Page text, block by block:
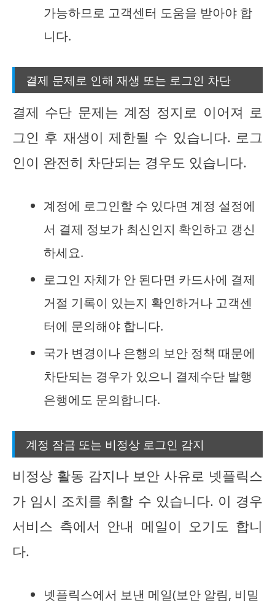
가능하므로 고객센터 도움을 받아야 합
니다.
결제 문제로 인해 재생 또는 로그인 차단
결제 수단 문제는 계정 정지로 이어져 로
그인 후 재생이 제한될 수 있습니다. 로그
인이 완전히 차단되는 경우도 있습니다.
계정에 로그인할 수 있다면 계정 설정에
서 결제 정보가 최신인지 확인하고 갱신
하세요.
로그인 자체가 안 된다면 카드사에 결제
거절 기록이 있는지 확인하거나 고객센
터에 문의해야 합니다.
국가 변경이나 은행의 보안 정책 때문에
차단되는 경우가 있으니 결제수단 발행
은행에도 문의합니다.
계정 잠금 또는 비정상 로그인 감지
비정상 활동 감지나 보안 사유로 넷플릭스
가 임시 조치를 취할 수 있습니다. 이 경우
서비스 측에서 안내 메일이 오기도 합니
다.
넷플릭스에서 보낸 메일(보안 알림, 비밀